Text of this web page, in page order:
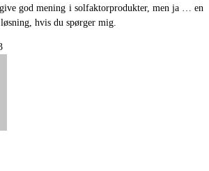
god mening i solfaktorprodukter, men ja … en
hvis du spørger mig.